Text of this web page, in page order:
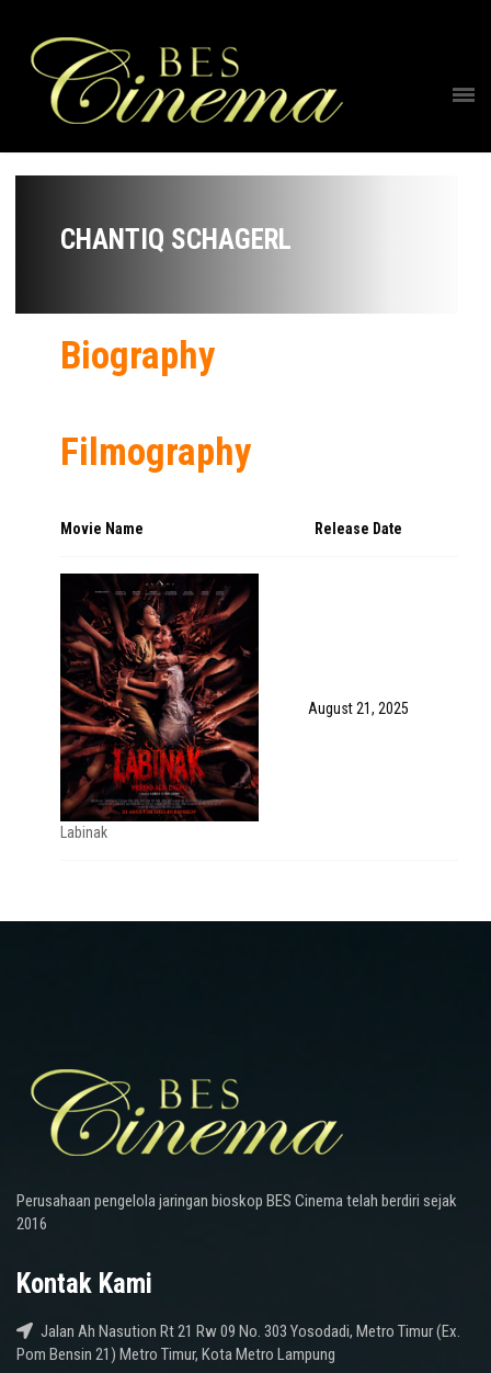
CHANTIQ SCHAGERL
Biography
Filmography
Movie Name Release Date
Labinak
August 21, 2025
Perusahaan pengelola jaringan bioskop BES Cinema telah berdiri sejak
2016
Kontak Kami
Jalan Ah Nasution Rt 21 Rw 09 No. 303 Yosodadi, Metro Timur (Ex.
Pom Bensin 21) Metro Timur, Kota Metro Lampung